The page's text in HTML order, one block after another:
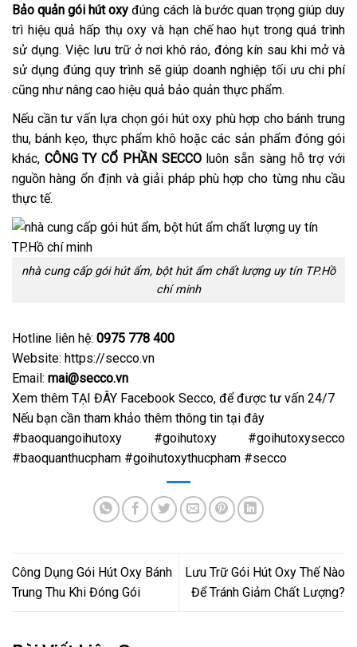
Bảo quản gói hút oxy đúng cách là bước quan trọng giúp duy
trì hiệu quả hấp thụ oxy và hạn chế hao hụt trong quá trình
sử dụng. Việc lưu trữ ở nơi khô ráo, đóng kín sau khi mở và
sử dụng đúng quy trình sẽ giúp doanh nghiệp tối ưu chi phí
cũng như nâng cao hiệu quả bảo quản thực phẩm.
Nếu cần tư vấn lựa chọn gói hút oxy phù hợp cho bánh trung
thu, bánh kẹo, thực phẩm khô hoặc các sản phẩm đóng gói
khác, CÔNG TY CỔ PHẦN SECCOluôn sẵn sàng hỗ trợ với
nguồn hàng ổn định và giải pháp phù hợp cho từng nhu cầu
thực tế.
nhà cung cấp gói hút ẩm, bột hút ẩm chất lượng uy tín TP.Hồ
chí minh
Hotline liên hệ: 0975 778 400
Website: https://secco.vn
Email: mai@secco.vn
Xem thêm TẠI ĐÂY Facebook Secco, để được tư vấn 24/7
Nếu bạn cần tham khảo thêm thông tin tại đây
#baoquangoihutoxy #goihutoxy #goihutoxysecco
#baoquanthucpham #goihutoxythucpham #secco
Công Dụng Gói Hút Oxy Bánh
Trung Thu Khi Đóng Gói
Lưu Trữ Gói Hút Oxy Thế Nào
Để Tránh Giảm Chất Lượng?